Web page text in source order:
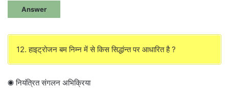
Answer
12. हाइट्रोजन बम निम्न में से किस सिद्धांन्त पर आधारित है ?
◉ नियंत्रित संगलन अभिक्रिया